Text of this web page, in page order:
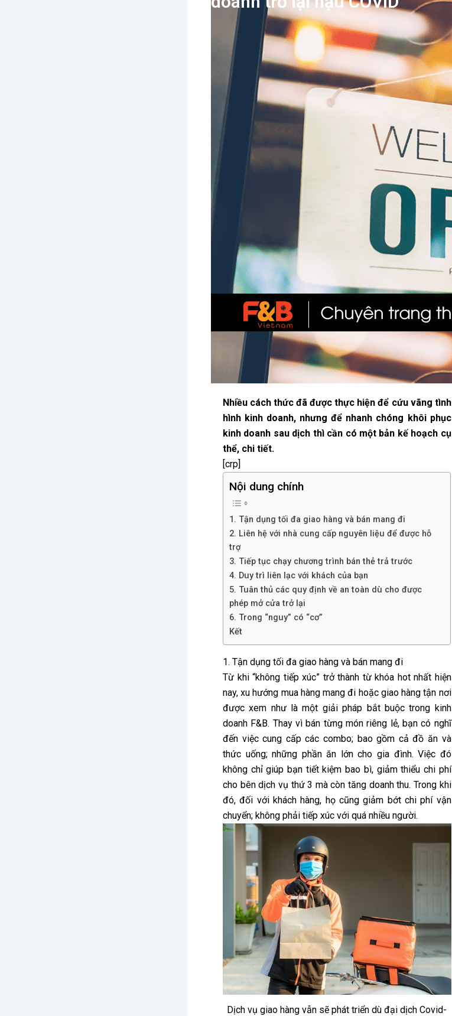
Nhiều cách thức đã được thực hiện để cứu vãng tình
hình kinh doanh, nhưng để nhanh chóng khôi phục
kinh doanh sau dịch thì cần có một bản kế hoạch cụ
thể, chi tiết.
[crp]
Nội dung chính
1. Tận dụng tối đa giao hàng và bán mang đi
2. Liên hệ với nhà cung cấp nguyên liệu để được hỗ
trợ
3. Tiếp tục chạy chương trình bán thẻ trả trước
4. Duy trì liên lạc với khách của bạn
5. Tuân thủ các quy định về an toàn dù cho được
phép mở cửa trở lại
6. Trong “nguy” có “cơ”
Kết
1. Tận dụng tối đa giao hàng và bán mang đi
Từ khi “không tiếp xúc” trở thành từ khóa hot nhất hiện
nay, xu hướng mua hàng mang đi hoặc giao hàng tận nơi
được xem như là một giải pháp bắt buộc trong kinh
doanh F&B. Thay vì bán từng món riêng lẻ, bạn có nghĩ
đến việc cung cấp các combo; bao gồm cả đồ ăn và
thức uống; những phần ăn lớn cho gia đình. Việc đó
không chỉ giúp bạn tiết kiệm bao bì, giảm thiểu chi phí
cho bên dịch vụ thứ 3 mà còn tăng doanh thu. Trong khi
đó, đối với khách hàng, họ cũng giảm bớt chi phí vận
chuyển; không phải tiếp xúc với quá nhiều người.
Dịch vụ giao hàng vẫn sẽ phát triển dù đại dịch Covid-